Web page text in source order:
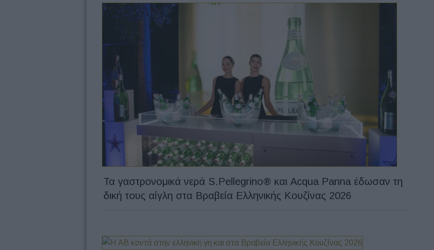
Τα γαστρονομικά νερά S.Pellegrino® και Acqua Panna έδωσαν τη
δική τους αίγλη στα Βραβεία Ελληνικής Κουζίνας 2026